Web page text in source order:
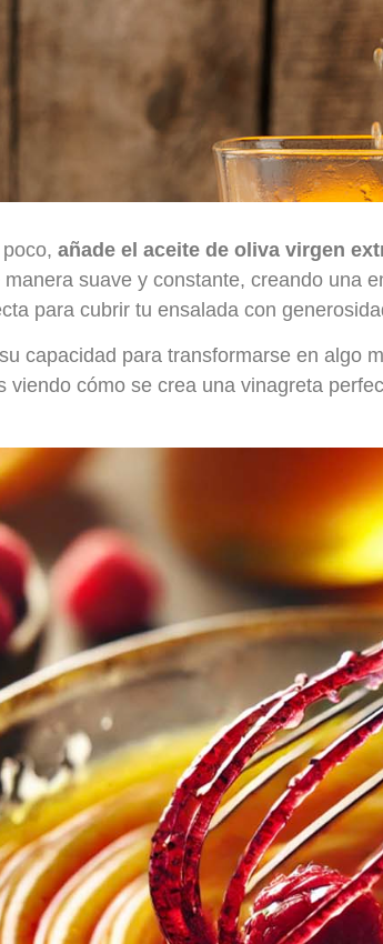
añade el aceite de oliva virgen
suave y constante, creando una
para cubrir tu ensalada con
capacidad para transformarse en algo
cómo se crea una vinagreta